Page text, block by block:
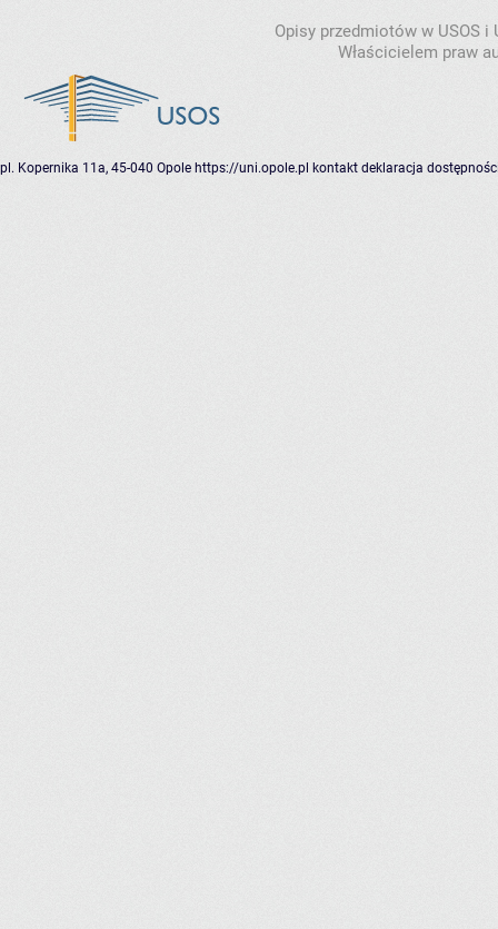
Opisy przedmiotów w USOS
Właścicielem praw
pl. Kopernika 11a, 45-040 Opole https://uni.opole.pl kontakt deklaracja